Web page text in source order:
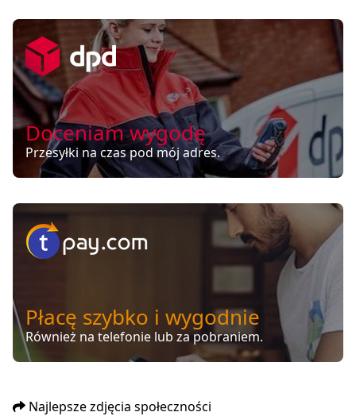
Doceniam wygodę
Przesyłki na czas pod mój adres.
Płacę szybko i wygodnie
Również na telefonie lub za pobraniem.
Najlepsze zdjęcia społeczności